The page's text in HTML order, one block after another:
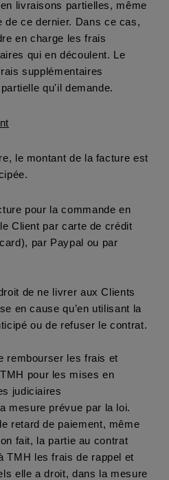
livraisons partielles, même
de ce dernier. Dans ce cas,
en charge les frais
qui en découlent. Le
supplémentaires
qu'il demande.
le montant de la facture est
pour la commande en
Client par carte de crédit
par Paypal ou par
de ne livrer aux Clients
en cause qu’en utilisant la
rembourser les frais et
pour les mises en
judiciaires
mesure prévue par la loi.
retard de paiement, même
fait, la partie au contrat
TMH les frais de rappel et
elle a droit, dans la mesure